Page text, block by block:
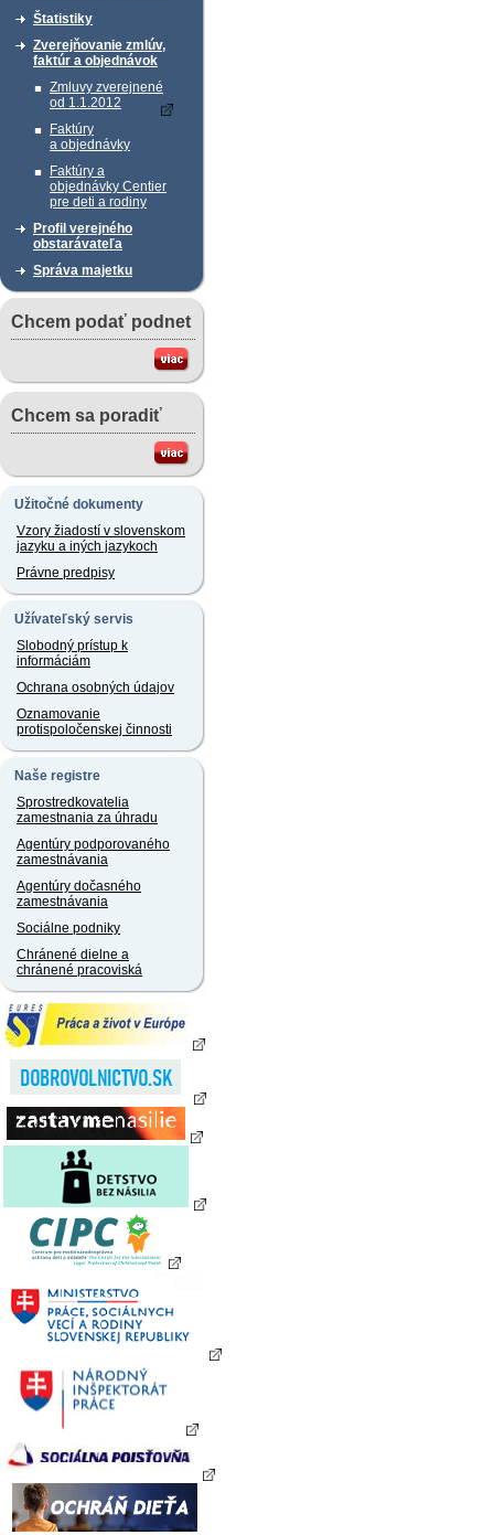
Štatistiky
Zverejňovanie zmlúv,
faktúr a objednávok
Zmluvy zverejnené
od 1.1.2012
Faktúry
a objednávky
Faktúry a
objednávky Centier
pre deti a rodiny
Profil verejného
obstarávateľa
Správa majetku
Chcem podať podnet
Chcem sa poradiť
Užitočné dokumenty
Vzory žiadostí v slovenskom
jazyku a iných jazykoch
Právne predpisy
Užívateľský servis
Slobodný prístup k
informáciám
Ochrana osobných údajov
Oznamovanie
protispoločenskej činnosti
Naše registre
Sprostredkovatelia
zamestnania za úhradu
Agentúry podporovaného
zamestnávania
Agentúry dočasného
zamestnávania
Sociálne podniky
Chránené dielne a
chránené pracoviská